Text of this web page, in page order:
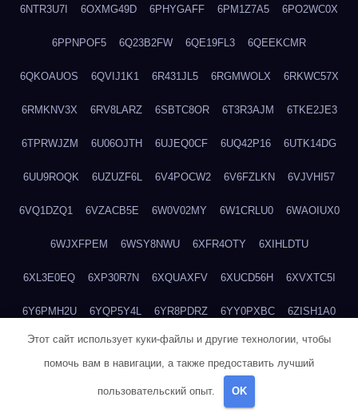
6NTR3U7I 6OXMG49D 6PHYGAFF 6PM1Z7A5 6PO2WC0X
6PPNPOF5 6Q23B2FW 6QE19FL3 6QEEKCMR
6QKOAUOS 6QVIJ1K1 6R431JL5 6RGMWOLX 6RKWC57X
6RMKNV3X 6RV8LARZ 6SBTC8OR 6T3R3AJM 6TKE2JE3
6TPRWJZM 6U06OJTH 6UJEQ0CF 6UQ42P16 6UTK14DG
6UU9ROQK 6UZUZF6L 6V4POCW2 6V6FZLKN 6VJVHI57
6VQ1DZQ1 6VZACB5E 6W0V02MY 6W1CRLU0 6WAOIUX0
6WJXFPEM 6WSY8NWU 6XFR4OTY 6XIHLDTU
6XL3E0EQ 6XP30R7N 6XQUAXFV 6XUCD56H 6XVXTC5I
6Y6PMH2U 6YQP5Y4L 6YR8PDRZ 6YY0PXBC 6ZISH1A0
6ZT4UC5F 6ZYCUFVQ 70T7NVVN 70V1YKH3 711BHOSD
71UQJY58
73IDZEWO
Этот сайт использует куки-файлы и другие технологии, чтобы
помочь вам в навигации, а также предоставить лучший
пользовательский опыт. OK